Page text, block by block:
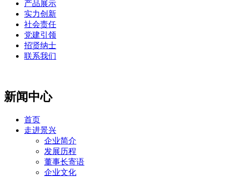
产品展示
实力创新
社会责任
党建引领
招贤纳士
联系我们
新闻中心
首页
走进景兴
企业简介
发展历程
董事长寄语
企业文化